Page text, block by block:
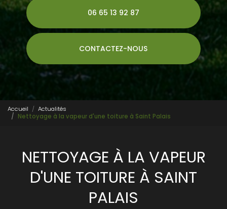
06 65 13 92 87
CONTACTEZ-NOUS
Accueil
Actualités
Nettoyage à la vapeur d'une toiture à Saint Palais
NETTOYAGE À LA VAPEUR
D'UNE TOITURE À SAINT
PALAIS